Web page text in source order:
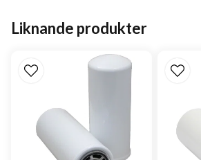
Type
Media Type Cellulose
Liknande produkter